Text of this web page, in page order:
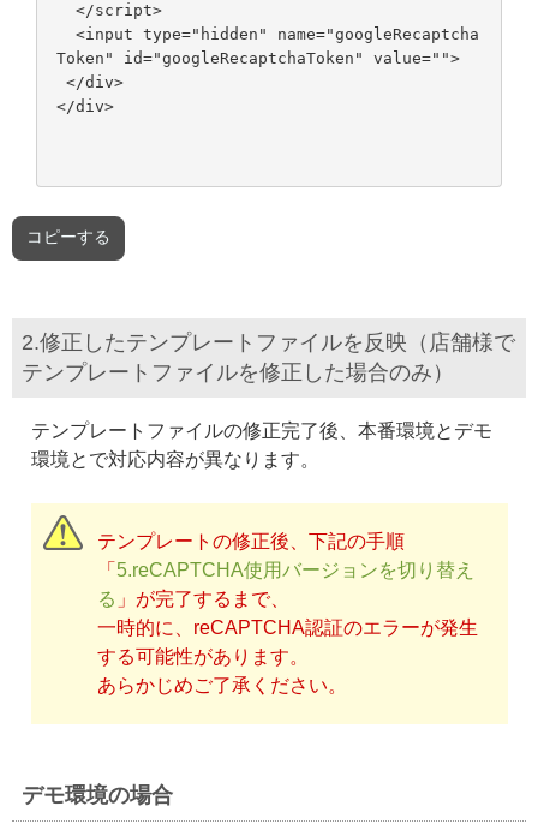
</script>
<input type="hidden" name="googleRecaptcha
Token" id="googleRecaptchaToken" value="">
</div>
コピーする
2.修正したテンプレートファイルを反映（店舗様で
テンプレートファイルを修正した場合のみ）
テンプレートファイルの修正完了後、本番環境とデモ
環境とで対応内容が異なります。
テンプレートの修正後、下記の手順
「 5.reCAPTCHA使用バージョンを切り替え
る 」が完了するまで、
一時的に、reCAPTCHA認証のエラーが発生
する可能性があります。
あらかじめご了承ください。
デモ環境の場合